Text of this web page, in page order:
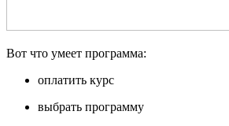
Вот что умеет программа:
оплатить курс
выбрать программу